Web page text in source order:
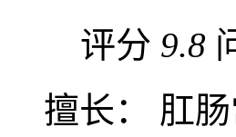
评分 9.8
擅长： 肛